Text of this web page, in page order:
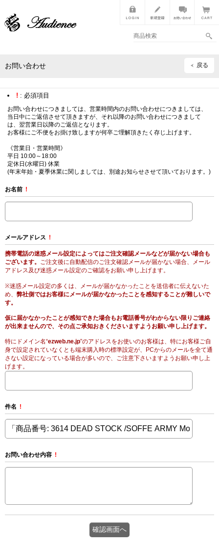
お問い合わせ 戻る
! : 必須項目
お問い合わせにつきましては、営業時間内のお問い合わせにつきましては、
当日中にご返信させて頂きますが、それ以降のお問い合わせにつきまして
は、翌営業日以降のご返信となります。
お客様にご不便をお掛け致しますが何卒ご理解頂きたく存じ上げます。
《営業日・営業時間》
平日 10:00～18:00
定休日(水曜日) 休業
(年末年始・夏季休業に関しましては、別途お知らせさせて頂いております。)
お名前 !
メールアドレス !
携帯電話の迷惑メール設定によってはご注文確認メールなどが届かない場合も
ございます。 ご注文後に自動配信のご注文確認メールが届かない場合、メール
アドレス及び迷惑メール設定のご確認をお願い申し上げます。
※迷惑メール設定の多くは、メールが届かなかったことを送信者に伝えないた
め、 弊社側ではお客様にメールが届かなかったことを感知することが難しいで
す。
仮に届かなかったことが感知できた場合もお電話番号がわからない限りご連絡
が出来ませんので、その点ご承知おきくださいますようお願い申し上げます。
特にドメイン名“ezweb.ne.jp”のアドレスをお使いのお客様は、特にお客様ご自
身で設定されていなくとも端末購入時の標準設定が、PCからのメールを全て通
さない設定になっている場合が多いので、ご注意下さいますようお願い申し上
げます。
件名 !
お問い合わせ内容 !